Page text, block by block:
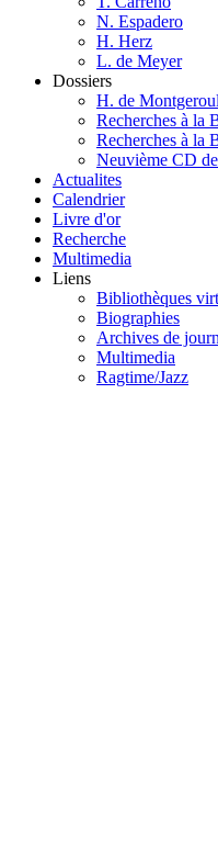
N. Espadero
H. Herz
L. de Meyer
Dossiers
H. de
Recherches à la
Recherches à la
Neuvième CD
Actualites
Calendrier
Livre d'or
Recherche
Multimedia
Liens
Bibliothèques
Biographies
Archives de
Multimedia
Ragtime/Jazz